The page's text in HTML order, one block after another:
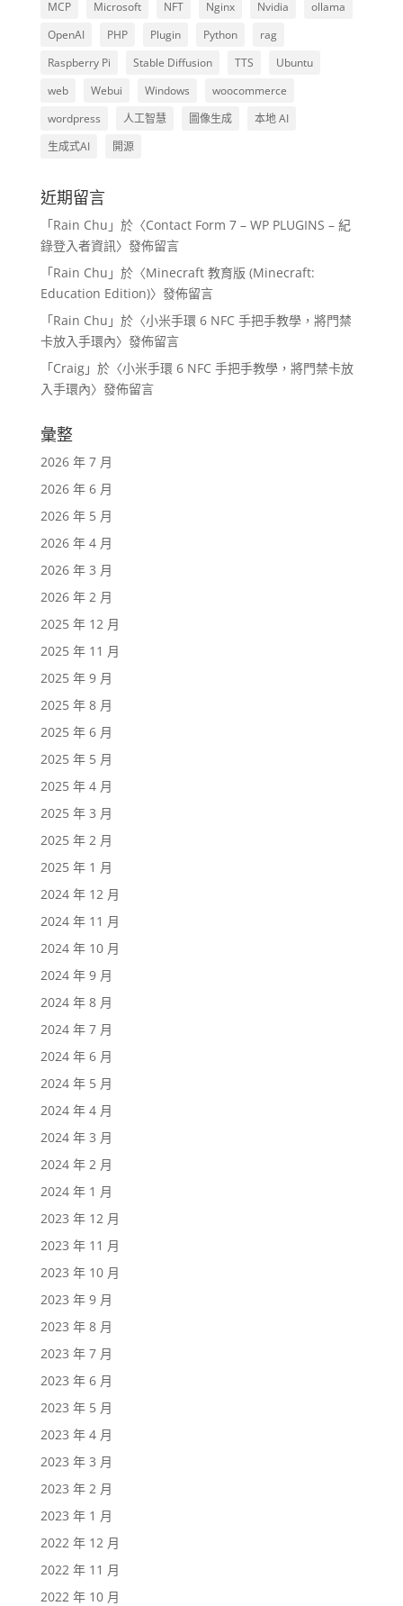
MCP Microsoft NFT Nginx Nvidia
ollama
OpenAI
PHP Plugin Python
rag
Raspberry Pi
Stable Diffusion TTS
Ubuntu
web
Webui Windows
woocommerce
wordpress
人工智慧 圖像生成
本地 AI
生成式AI
開源
近期留言
「Rain Chu 」於〈Contact Form 7 – WP PLUGINS – 紀
錄登入者資訊〉發佈留言
「Rain Chu 」於〈Minecraft 教育版 (Minecraft:
Education Edition)〉發佈留言
「Rain Chu 」於〈小米手環 6 NFC 手把手教學，將門禁
卡放入手環內〉發佈留言
「Craig」於〈小米手環 6 NFC 手把手教學，將門禁卡放
入手環內〉發佈留言
彙整
2026 年 7 月
2026 年 6 月
2026 年 5 月
2026 年 4 月
2026 年 3 月
2026 年 2 月
2025 年 12 月
2025 年 11 月
2025 年 9 月
2025 年 8 月
2025 年 6 月
2025 年 5 月
2025 年 4 月
2025 年 3 月
2025 年 2 月
2025 年 1 月
2024 年 12 月
2024 年 11 月
2024 年 10 月
2024 年 9 月
2024 年 8 月
2024 年 7 月
2024 年 6 月
2024 年 5 月
2024 年 4 月
2024 年 3 月
2024 年 2 月
2024 年 1 月
2023 年 12 月
2023 年 11 月
2023 年 10 月
2023 年 9 月
2023 年 8 月
2023 年 7 月
2023 年 6 月
2023 年 5 月
2023 年 4 月
2023 年 3 月
2023 年 2 月
2023 年 1 月
2022 年 12 月
2022 年 11 月
2022 年 10 月